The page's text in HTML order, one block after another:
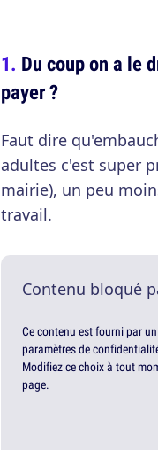
Du coup on a le
payer ?
Faut dire
adultes c'est super
mairie), un peu
travail.
Contenu bloqué
Ce contenu est fourni par
paramètres de
Modifiez ce choix à tout
page.